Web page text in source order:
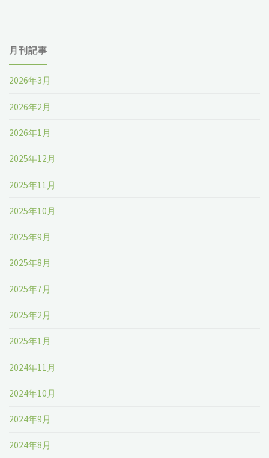
月刊記事
2026年3月
2026年2月
2026年1月
2025年12月
2025年11月
2025年10月
2025年9月
2025年8月
2025年7月
2025年2月
2025年1月
2024年11月
2024年10月
2024年9月
2024年8月